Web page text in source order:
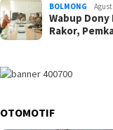
BOLMONG
Wabup
Rakor,
OTOMOTIF